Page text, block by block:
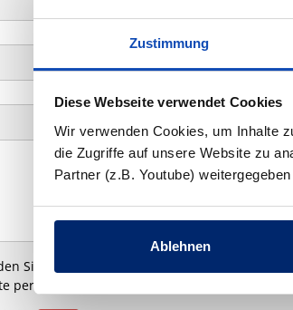
Zustimmung
Diese Webseite verwendet Cookies
Wir verwenden Cookies, um Inhalte
die Zugriffe auf unsere Website zu
Partner (z.B. Youtube) weitergegeben
Ablehnen
Sie mir Infomaterial zu
per E-Mail zu Hausbesichtigungen eingeladen